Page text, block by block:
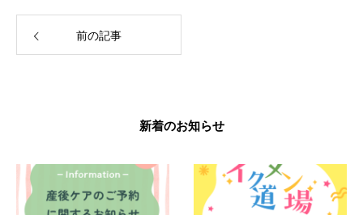
前の記事
新着のお知らせ